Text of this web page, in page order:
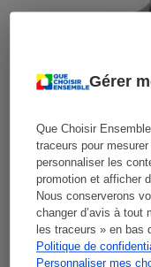
Gérer
Que Choisir
traceurs pour
personnaliser les
promotion et afficher
Nous conserverons
changer d’avis à tout
les traceurs » en bas
Politique de
Personnaliser mes